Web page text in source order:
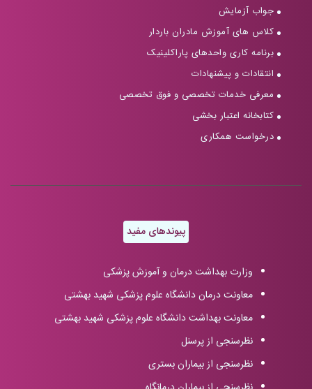
جواب آزمایش
کلاس های آموزش مادران باردار
برنامه کاری واحدهای پاراکلینیک
انتقادات و پیشنهادات
معرفی خدمات تخصصی و فوق تخصصی
کتابخانه اعتبار بخشی
درخواست همکاری
پیوندهای مفید
وزارت بهداشت درمان و آموزش پزشکی
معاونت درمان دانشگاه علوم پزشکی شهید بهشتی
معاونت بهداشت دانشگاه علوم پزشکی شهید بهشتی
نظرسنجی از پرسنل
نظرسنجی از بیماران بستری